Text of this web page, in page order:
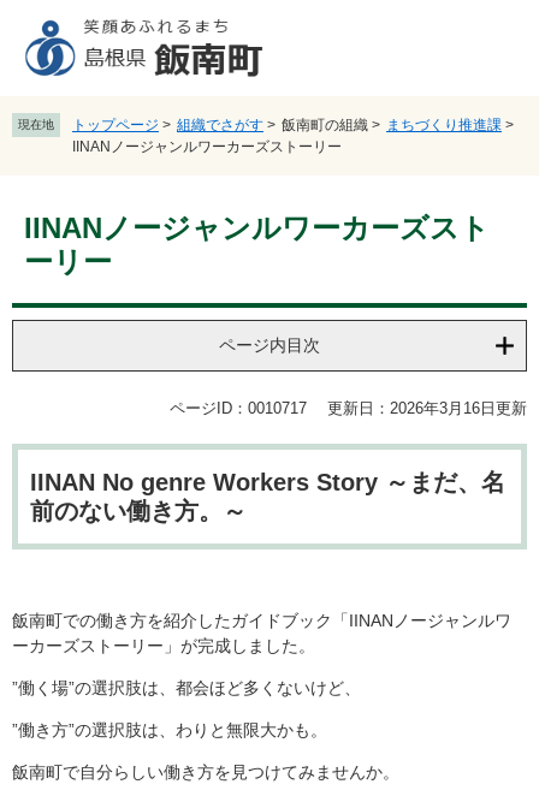
先
頭
を
飛
現在地 トップページ > 組織でさがす > 飯南町の組織 > まちづくり推進課 >
IINANノージャンルワーカーズストーリー
IINANノージャンルワーカーズスト
ーリー
ページ内目次
ページID：0010717 更新日：2026年3月16日更新
IINAN No genre Workers Story ～まだ、名
前のない働き方。～
飯南町での働き方を紹介したガイドブック「IINANノージャンルワ
ーカーズストーリー」が完成しました。
”働く場”の選択肢は、都会ほど多くないけど、
”働き方”の選択肢は、わりと無限大かも。
飯南町で自分らしい働き方を見つけてみませんか。